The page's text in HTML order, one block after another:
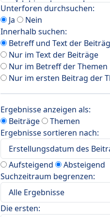
Unterforen durchsuchen:
Ja
Nein
Innerhalb suchen:
Betreff und Text der
Nur im Text der Beiträge
Nur im Betreff der Themen
Nur im ersten Beitrag der
Ergebnisse anzeigen als:
Beiträge
Themen
Ergebnisse sortieren nach:
Aufsteigend
Absteigend
Suchzeitraum begrenzen:
Die ersten: